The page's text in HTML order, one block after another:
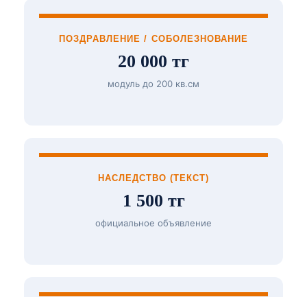
ПОЗДРАВЛЕНИЕ / СОБОЛЕЗНОВАНИЕ
20 000 тг
модуль до 200 кв.см
НАСЛЕДСТВО (ТЕКСТ)
1 500 тг
официальное объявление